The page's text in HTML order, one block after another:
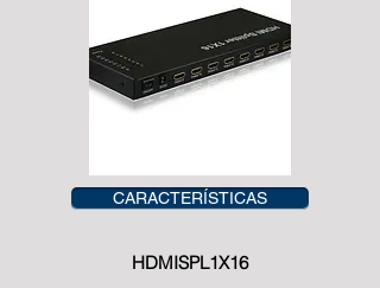
CARACTERÍSTICAS
HDMISPL1X16